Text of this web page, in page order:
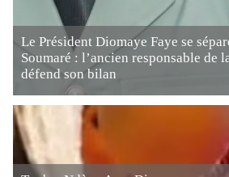
Le Président Diomaye Faye se
Soumaré : l’ancien responsable de
défend son bilan